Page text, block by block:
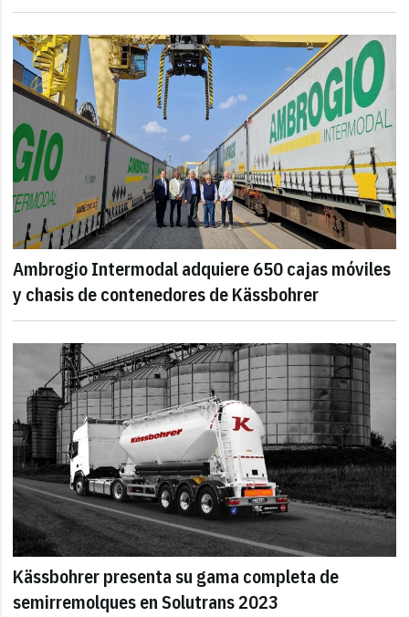
Ambrogio Intermodal adquiere 650 cajas móviles
y chasis de contenedores de Kässbohrer
Kässbohrer presenta su gama completa de
semirremolques en Solutrans 2023